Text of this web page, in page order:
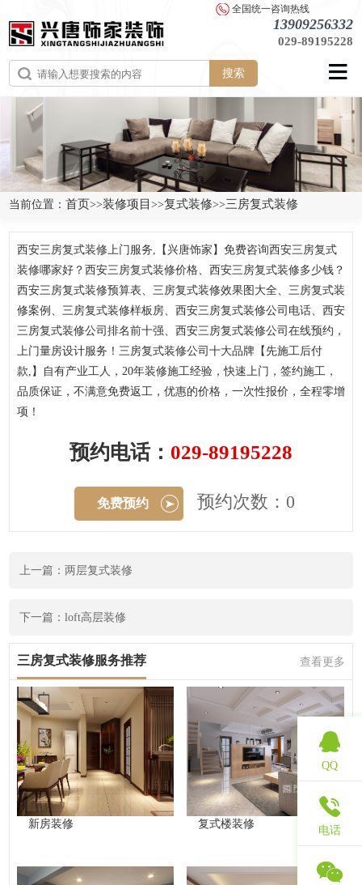
全国统一咨询热线
13909256332
029-89195228
搜索
当前位置：首页>>装修项目>>复式装修>>三房复式装修
西安三房复式装修上门服务,【兴唐饰家】免费咨询西安三房复式
装修哪家好？西安三房复式装修价格、西安三房复式装修多少钱？
西安三房复式装修预算表、三房复式装修效果图大全、三房复式装
修案例、三房复式装修样板房、西安三房复式装修公司电话、西安
三房复式装修公司排名前十强、西安三房复式装修公司在线预约，
上门量房设计服务！三房复式装修公司十大品牌【先施工后付
款,】自有产业工人，20年装修施工经验，快速上门，签约施工，
品质保证，不满意免费返工，优惠的价格，一次性报价，全程零增
项！
预约电话： 029-89195228
免费预约 预约次数：0
上一篇：两层复式装修
下一篇：loft高层装修
三房复式装修服务推荐 查看更多
新房装修 复式楼装修
QQ
电话